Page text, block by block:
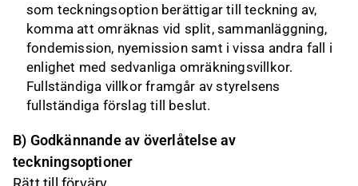
som teckningsoption berättigar till teckning av,
komma att omräknas vid split, sammanläggning,
fondemission, nyemission samt i vissa andra fall i
enlighet med sedvanliga omräkningsvillkor.
Fullständiga villkor framgår av styrelsens
fullständiga förslag till beslut.
B) Godkännande av överlåtelse av
teckningsoptioner